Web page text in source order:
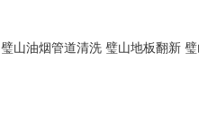
璧山油烟管道清洗 璧山地板翻新